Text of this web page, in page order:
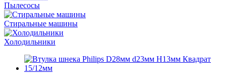
Пылесосы
Стиральные машины
Холодильники